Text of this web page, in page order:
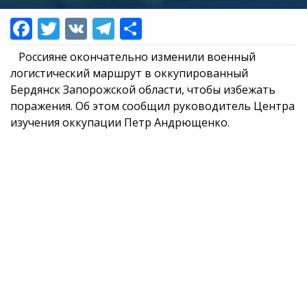
Россияне окончательно изменили военный
логистический маршрут в оккупированный
Бердянск Запорожской области, чтобы избежать
поражения. Об этом сообщил руководитель Центра
изучения оккупации Петр Андрющенко.